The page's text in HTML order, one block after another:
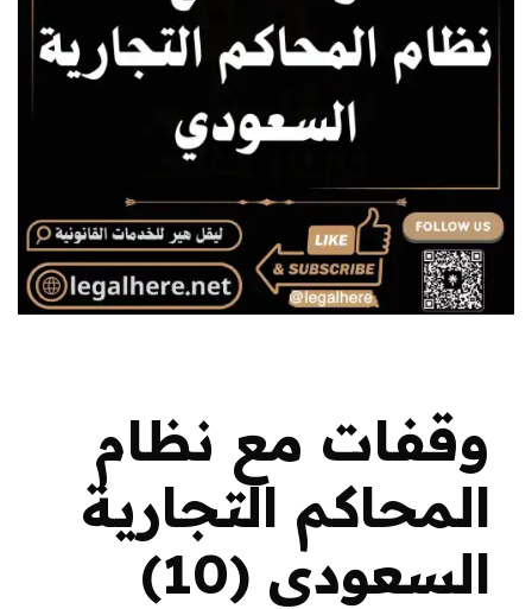
وقفات مع نظام
المحاكم التجارية
السعودي (10)